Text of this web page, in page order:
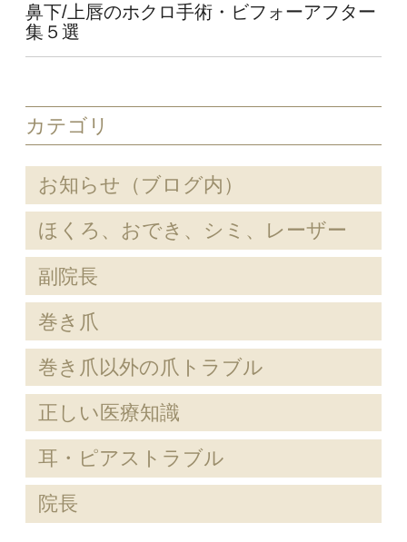
鼻下/上唇のホクロ手術・ビフォーアフター
集５選
カテゴリ
お知らせ（ブログ内）
ほくろ、おでき、シミ、レーザー
副院長
巻き爪
巻き爪以外の爪トラブル
正しい医療知識
耳・ピアストラブル
院長